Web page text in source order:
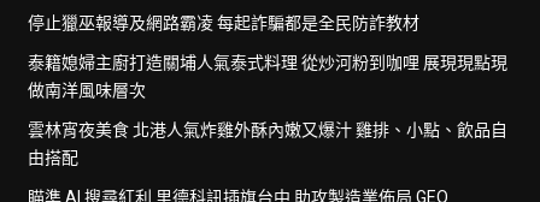
停止獵巫報導及網路霸凌 每起詐騙都是全民防詐教材
泰籍媳婦主廚打造關埔人氣泰式料理 從炒河粉到咖哩 展現現點現
做南洋風味層次
雲林宵夜美食 北港人氣炸雞外酥內嫩又爆汁 雞排、小點、飲品自
由搭配
瞄準 AI 搜尋紅利 里德科訊插旗台中 助攻製造業佈局 GEO